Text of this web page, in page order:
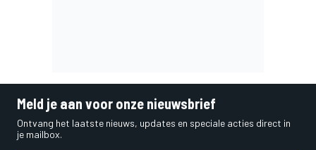
Meld je aan voor onze nieuwsbrief
Ontvang het laatste nieuws, updates en speciale acties direct in
je mailbox.